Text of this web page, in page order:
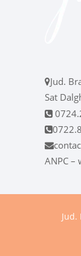
Jud.
Sat
ANPC –
Jud.